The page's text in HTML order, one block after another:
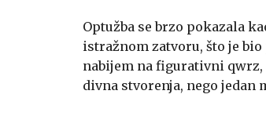
Optužba se brzo pokazala
istražnom zatvoru, što je
nabijem na figurativni qwrz,
divna stvorenja, nego jedan